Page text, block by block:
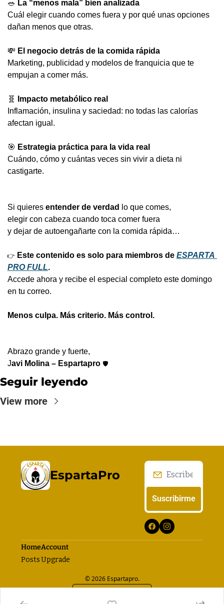
🥗 La “menos mala” bien analizada
Cuál elegir cuando comes fuera y por qué unas opciones
dañan menos que otras.
💸 El negocio detrás de la comida rápida
Marketing, publicidad y modelos de franquicia que te
empujan a comer más.
🧬
Impacto metabólico real
Inflamación, insulina y saciedad: no todas las calorías
afectan igual.
🎯 Estrategia práctica para la vida real
Cuándo, cómo y cuántas veces sin vivir a dieta ni
castigarte.
Si quieres entender de verdad
lo que comes,
elegir con cabeza cuando toca comer fuera
y dejar de autoengañarte con la comida rápida…
👉 Este contenido es solo para miembros de ESPARTA
PRO FULL.
Accede ahora y recibe el especial completo este domingo
en tu correo.
Menos culpa. Más criterio. Más control.
Abrazo grande y fuerte,
Javi Molina – Espartapro 🛡️
Seguir leyendo
View more
EspartaPro
Suscribirme
Home
Posts
Account
Upgrade
© 2026 Espartapro.